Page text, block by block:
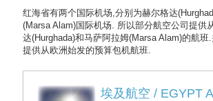
红海省有两个国际机场,分别为赫尔格达
(Marsa Alam)国际机场. 所以部分航空公司提供
达(Hurghada)和马萨阿拉姆(Marsa Alam)的航
提供从欧洲始发的预算包机航班.
埃及航空 / EGYPT